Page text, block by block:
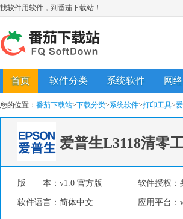
找软件用软件，到番茄下载站！
首页 软件分类 系统软件 网
您的位置： 番茄下载站>下载分类>系统软件>打印工具>
爱普生L3118清零
版 本： v1.0 官方版 软件授权：
软件语言： 简体中文 应用平台：